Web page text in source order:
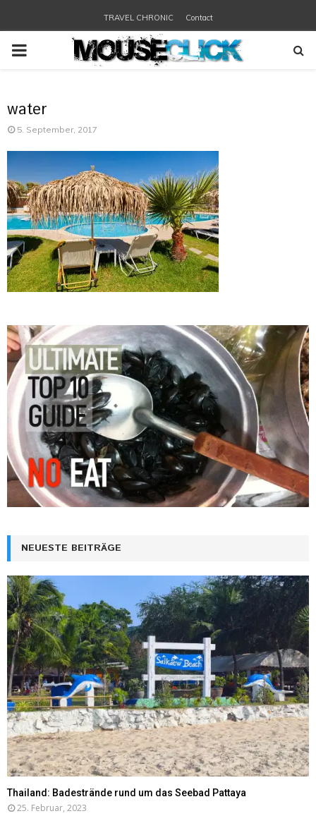
TRAVEL CHRONIC Contact
PRIMARY
water
5. September, 2017
NEUESTE BEITRÄGE
Thailand: Badestrände rund um das Seebad Pattaya
25. Februar, 2023